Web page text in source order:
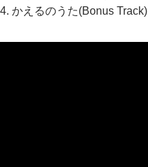
4. かえるのうた(Bonus Track)